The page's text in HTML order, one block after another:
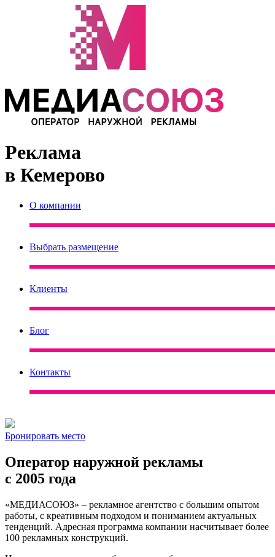
Реклама
в Кемерово
О компании
Выбрать размещение
Клиенты
Блог
Контакты
Бронировать место
Оператор наружной рекламы
с 2005 года
«МЕДИАСОЮЗ» – рекламное агентство с большим опытом
работы, с креативным подходом и пониманием актуальных
тенденций. Адресная программа компании насчитывает более
100 рекламных конструкций.